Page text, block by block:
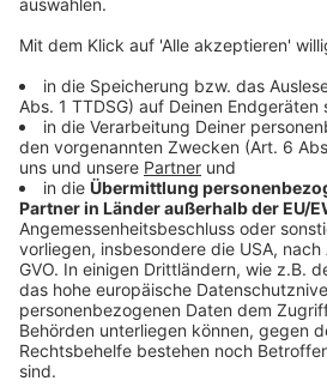
und Peter-Lauten-Straße.
Anzeige
Was ist zu tun?
Anzeige
Die amtliche Wetterwarnung des